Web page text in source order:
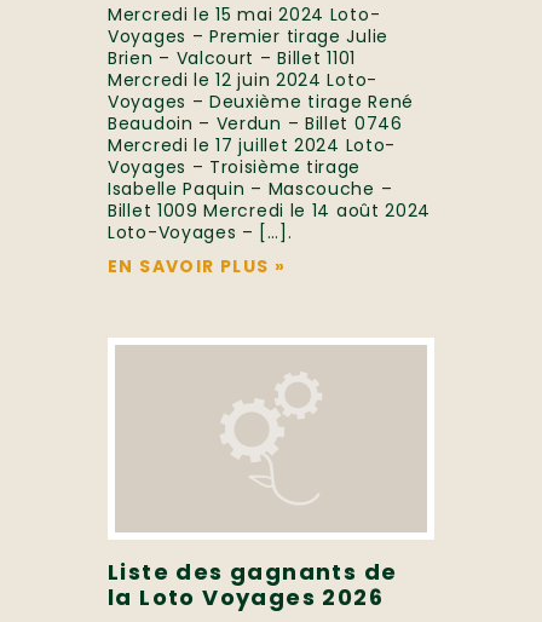
Mercredi le 15 mai 2024 Loto-
Voyages – Premier tirage Julie
Brien – Valcourt – Billet 1101
Mercredi le 12 juin 2024 Loto-
Voyages – Deuxième tirage René
Beaudoin – Verdun – Billet 0746
Mercredi le 17 juillet 2024 Loto-
Voyages – Troisième tirage
Isabelle Paquin – Mascouche –
Billet 1009 Mercredi le 14 août 2024
Loto-Voyages – […].
EN SAVOIR PLUS »
Liste des gagnants de
la Loto Voyages 2026